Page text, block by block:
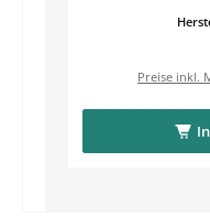
Preise inkl.